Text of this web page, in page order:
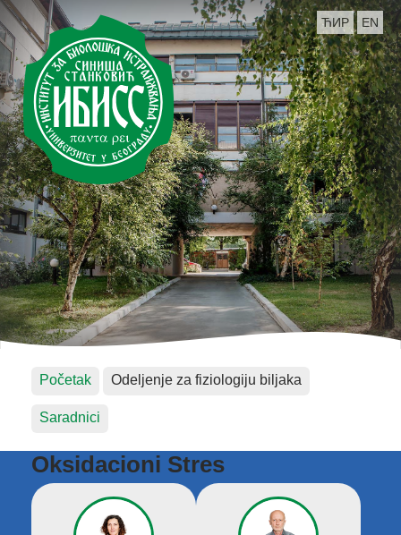
ЋИР EN
Početak Odeljenje za fiziologiju biljaka
Saradnici
Oksidacioni Stres